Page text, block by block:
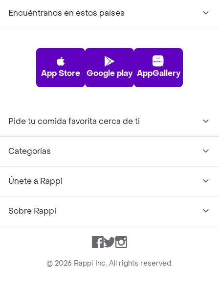
Encuéntranos en estos países
App Store Google play AppGallery
Pide tu comida favorita cerca de ti
Categorías
Únete a Rappi
Sobre Rappi
Facebook
TwitterInstagram
© 2026 Rappi Inc. All rights reserved.